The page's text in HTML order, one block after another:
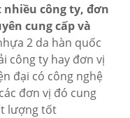
nhiều công ty, đơn
cung cấp và
2 da hàn quốc
công ty hay đơn vị
đại có công nghệ
đơn vị đó cung
lượng tốt